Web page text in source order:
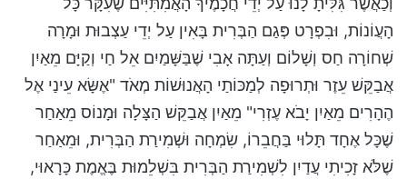
הָעֲוֹנוֹת, וּבִפְרָט פְּגַם הַבְּרִית בָּאִין עַל יְדֵי עַצְבוּת וּמָרָה
שְׁחוֹרָה חַס וְשָׁלוֹם וְעַתָּה אָבִי שֶׁבַּשָּׁמַיִם אֵל חַי וְקַיָּם מֵאַיִן
אֲבַקֵּשׁ עֵזֶר וּתְרוּפָה לְמַכּוֹתַי הָאֲנוּשׁוֹת מְאֹד "אֶשָּׂא עֵינַי אֶל
הֶהָרִים מֵאַיִן יָבֹא עֶזְרִי" מֵאַיִן אֲבַקֵּשׁ הַצָּלָה וּמָנוֹס מֵאַחַר
שֶׁכָּל אֶחָד תָּלוּי בַּחֲבֵרוֹ, שִׂמְחָה וּשְׁמִירַת הַבְּרִית, וּמֵאַחַר
שֶׁלֹּא זָכִיתִי עֲדַיִן לִשְׁמִירַת הַבְּרִית בִּשְׁלֵמוּת בֶּאֱמֶת כָּרָאוּי,